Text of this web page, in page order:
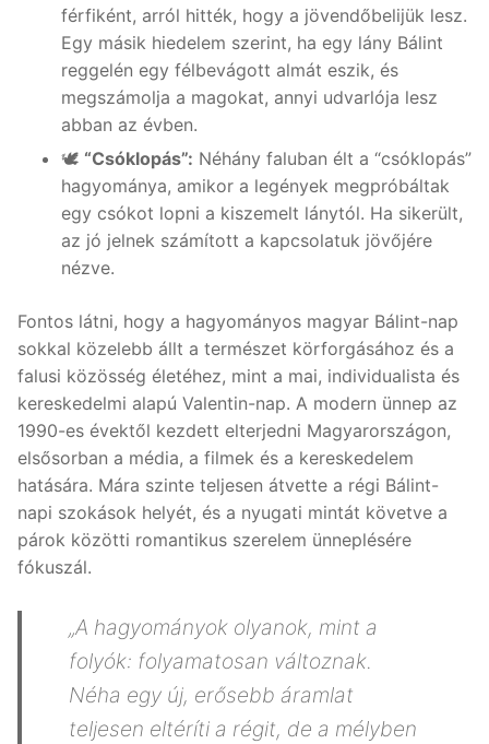
férfiként, arról hitték, hogy a jövendőbelijük lesz.
Egy másik hiedelem szerint, ha egy lány Bálint
reggelén egy félbevágott almát eszik, és
megszámolja a magokat, annyi udvarlója lesz
abban az évben.
🕊️ “Csóklopás”: Néhány faluban élt a “csóklopás”
hagyománya, amikor a legények megpróbáltak
egy csókot lopni a kiszemelt lánytól. Ha sikerült,
az jó jelnek számított a kapcsolatuk jövőjére
nézve.
Fontos látni, hogy a hagyományos magyar Bálint-nap
sokkal közelebb állt a természet körforgásához és a
falusi közösség életéhez, mint a mai, individualista és
kereskedelmi alapú Valentin-nap. A modern ünnep az
1990-es évektől kezdett elterjedni Magyarországon,
elsősorban a média, a filmek és a kereskedelem
hatására. Mára szinte teljesen átvette a régi Bálint-
napi szokások helyét, és a nyugati mintát követve a
párok közötti romantikus szerelem ünneplésére
fókuszál.
„A hagyományok olyanok, mint a
folyók: folyamatosan változnak.
Néha egy új, erősebb áramlat
teljesen eltéríti a régit, de a mélyben